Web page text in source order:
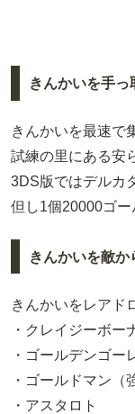
きんかいを手っ
きんかいを最速で
試練の里にある安
3DS版ではデルカ
但し1個20000ゴ
きんかいを敵
きんかいをレアド
・クレイジーボー
・ゴールデンゴー
・ゴールドマン（
・アスタロト